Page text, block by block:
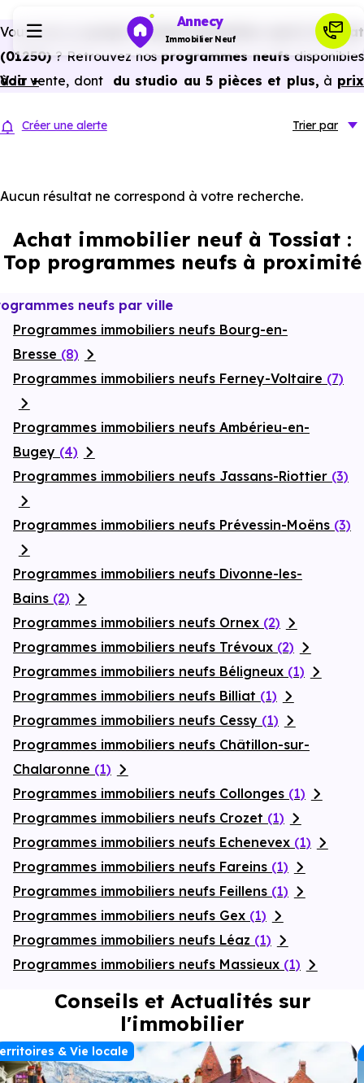
Annecy
Immobilier Neuf
Investir
Actualités
Ressources
Financer
Vous avez un
projet d’achat immobilier neuf à Tossiat
(01250) ? Retrouvez nos programmes neufs disponibles
à la vente, dont
du studio au 5 pièces et plus, à prix
avantages du neuf :PTZ, TVA réduitedans certains cas,
énergétiques, garanties constructeur, etc.
Voir +
Créer une alerte Trier par
Aucun résultat ne correspond à votre recherche.
Achat immobilier neuf à Tossiat :
Top programmes neufs à proximité
neufs par ville
Programmes immobiliers neufs Bourg-en-
Bresse (8)
Programmes immobiliers neufs Ferney-Voltaire (7)
Programmes immobiliers neufs Ambérieu-en-
Bugey (4)
Programmes immobiliers neufs Jassans-Riottier (3)
Programmes immobiliers neufs Prévessin-Moëns (3)
Programmes immobiliers neufs Divonne-les-
Bains (2)
Programmes immobiliers neufs Ornex (2)
Programmes immobiliers neufs Trévoux (2)
Programmes immobiliers neufs Béligneux (1)
Programmes immobiliers neufs Billiat (1)
Programmes immobiliers neufs Cessy (1)
Programmes immobiliers neufs Châtillon-sur-
Chalaronne (1)
Programmes immobiliers neufs Collonges (1)
Programmes immobiliers neufs Crozet (1)
Programmes immobiliers neufs Echenevex (1)
Programmes immobiliers neufs Fareins (1)
Programmes immobiliers neufs Feillens (1)
Programmes immobiliers neufs Gex (1)
Programmes immobiliers neufs Léaz (1)
Programmes immobiliers neufs Massieux (1)
Conseils et Actualités sur
l'immobilier
& Vie locale